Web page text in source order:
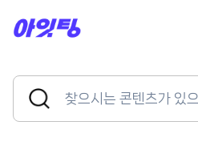
Search
Search
Button